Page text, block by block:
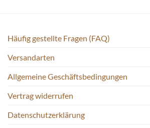
Häufig gestellte Fragen (FAQ)
Versandarten
Allgemeine Geschäftsbedingungen
Vertrag widerrufen
Datenschutzerklärung